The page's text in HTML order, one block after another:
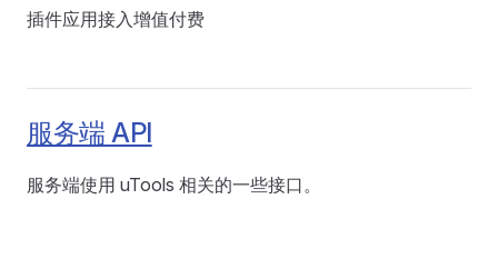
插件应用接入增值付费
服务端 API
服务端使用 uTools 相关的一些接口。